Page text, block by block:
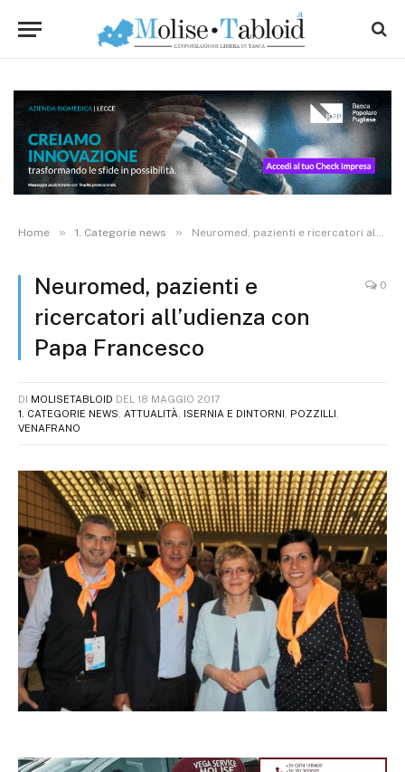
Home » 1. Categorie news » Neuromed, pazienti e ricercatori all’udienza con Papa Francesco
Neuromed, pazienti e
ricercatori all’udienza con
Papa Francesco
0
DI MOLISETABLOID DEL 18 MAGGIO 2017
1. CATEGORIE NEWS
ATTUALITÀ ISERNIA E DINTORNI POZZILLI
VENAFRANO